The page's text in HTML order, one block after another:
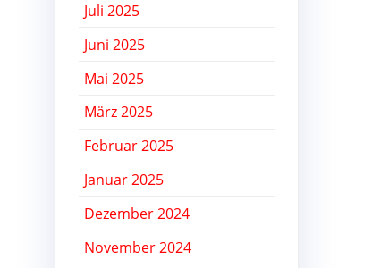
Juli 2025
Juni 2025
Mai 2025
März 2025
Februar 2025
Januar 2025
Dezember 2024
November 2024